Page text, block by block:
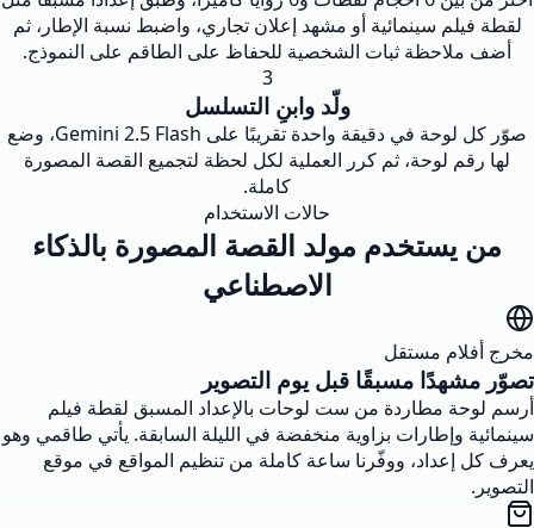
لقطة فيلم سينمائية أو مشهد إعلان تجاري، واضبط نسبة الإطار، ثم
أضف ملاحظة ثبات الشخصية للحفاظ على الطاقم على النموذج.
3
ولّد وابنِ التسلسل
صوّر كل لوحة في دقيقة واحدة تقريبًا على Gemini 2.5 Flash، وضع
لها رقم لوحة، ثم كرر العملية لكل لحظة لتجميع القصة المصورة
كاملة.
حالات الاستخدام
من يستخدم مولد القصة المصورة بالذكاء
الاصطناعي
مخرج أفلام مستقل
تصوّر مشهدًا مسبقًا قبل يوم التصوير
أرسم لوحة مطاردة من ست لوحات بالإعداد المسبق لقطة فيلم
سينمائية وإطارات بزاوية منخفضة في الليلة السابقة. يأتي طاقمي وهو
يعرف كل إعداد، ووفّرنا ساعة كاملة من تنظيم المواقع في موقع
التصوير.